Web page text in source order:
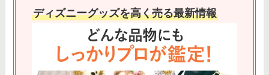
ディズニーグッズを高く売る最新情報